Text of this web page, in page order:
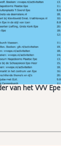
van het VVV Epe